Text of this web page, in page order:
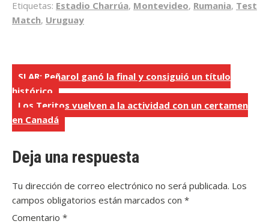
Etiquetas: Estadio Charrúa, Montevideo, Rumania, Test
Match, Uruguay
Navegación
de
entradas
SLAR: Peñarol ganó la final y consiguió un título
histórico
Los Teritos vuelven a la actividad con un certamen
en Canadá
Deja una respuesta
Tu dirección de correo electrónico no será publicada. Los
campos obligatorios están marcados con *
Comentario *